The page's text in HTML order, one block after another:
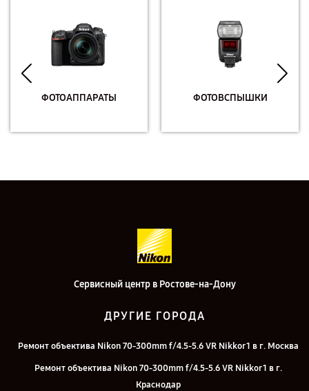
ФОТОАППАРАТЫ ФОТОВСПЫШКИ
Сервисный центр в Ростове-на-Дону
ДРУГИЕ ГОРОДА
Ремонт объектива Nikon 70-300mm f/4.5-5.6 VR Nikkor 1 в г. Москва
Ремонт объектива Nikon 70-300mm f/4.5-5.6 VR Nikkor 1 в г.
Краснодар